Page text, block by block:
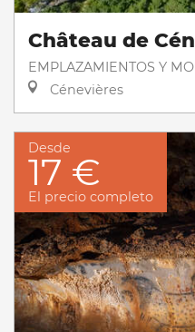
Château de
EMPLAZAMIENTOS Y
Cénevières
Desde
17 €
El precio completo